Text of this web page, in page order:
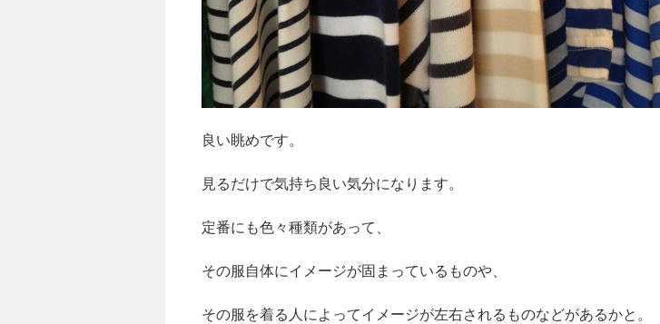
良い眺めです。
見るだけで気持ち良い気分になります。
定番にも色々種類があって、
その服自体にイメージが固まっているものや、
その服を着る人によってイメージが左右されるものなどがあるかと。